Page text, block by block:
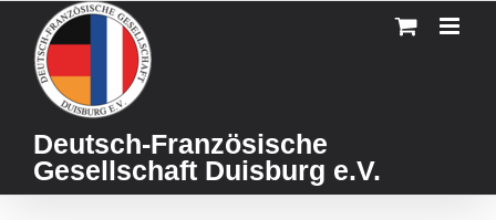
content
Deutsch-Französische
Gesellschaft Duisburg e.V.